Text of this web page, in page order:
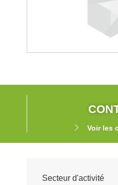
Voir les
Secteur d'activité